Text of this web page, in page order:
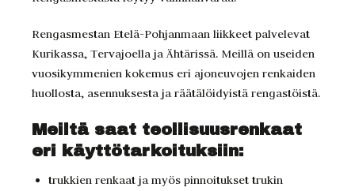
Rengasmestan Etelä-Pohjanmaan liikkeet palvelevat
Kurikassa, Tervajoella ja Ähtärissä. Meillä on useiden
vuosikymmenien kokemus eri ajoneuvojen renkaiden
huollosta, asennuksesta ja räätälöidyistä rengastöistä.
Meiltä saat teollisuusrenkaat
eri käyttötarkoituksiin:
trukkien renkaat ja myös pinnoitukset trukin